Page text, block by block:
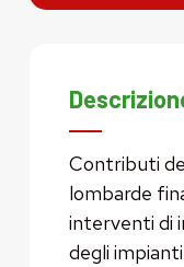
Contributi
lombarde
interventi di
degli